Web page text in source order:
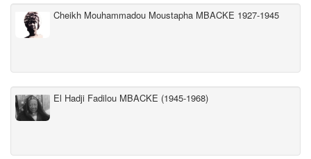
Cheikh Mouhammadou Moustapha MBACKE 1927-1945
El Hadji Fadilou MBACKE (1945-1968)